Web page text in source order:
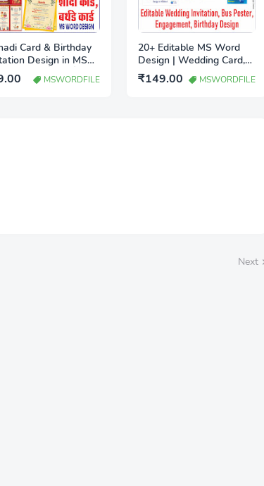
Card & Birthday
Design in MS
| शादी कार्ड डिजाईन
MSWORDFILE
20+ Editable MS Word
Design | Wedding Card,
Birthday Invitation, Shadi
Bus Poster Download
₹149.00 MSWORDFILE
Next